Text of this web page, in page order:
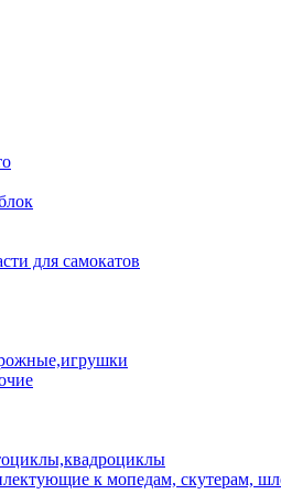
для самокатов
к мопедам, скутерам,